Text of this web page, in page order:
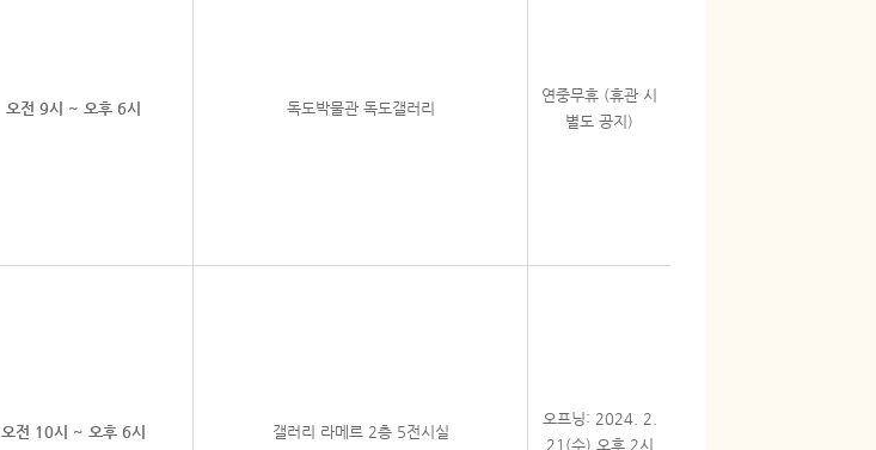
오전 9시 ~ 오후 6시 독도박물관 독도갤러리
연중무휴 (휴관 시
별도 공지)
오전 10시 ~ 오후 6시 갤러리 라메르 2층 5전시실
오프닝: 2024. 2.
21(수) 오후 2시